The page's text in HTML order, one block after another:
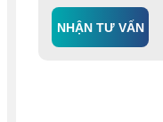
NHẬN TƯ VẤN